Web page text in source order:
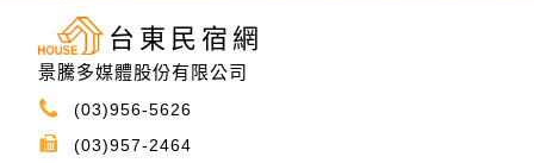
台東民宿網
景騰多媒體股份有限公司
(03)956-5626
(03)957-2464